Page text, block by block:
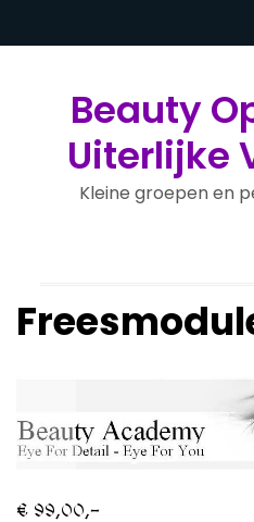
Beauty
Uiterlijke
Kleine groepen en
€ 99,00,-